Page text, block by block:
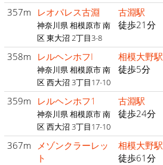
357m レオパレス古淵
神奈川県 相模原市 南
区 東大沼 2丁目3-8
古淵駅
徒歩21分
358m レルヘンホフI
神奈川県 相模原市 南
区 西大沼 3丁目17-10
相模大野駅
徒歩5分
359m レルヘンホフ1
神奈川県 相模原市 南
区 西大沼 3丁目17-10
古淵駅
徒歩24分
367m
メゾンクラーレッ
ト
相模大野駅
徒歩61分